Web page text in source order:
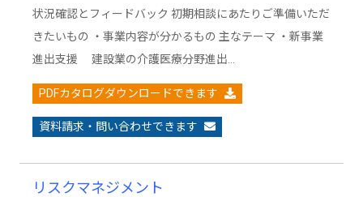
状況確認とフィードバック 初期相談にあたりご準備いただ
きたいもの ・事業内容が分かるもの 主なテーマ ・新事業
進出支援 建設業の介護医療分野進出…
PDFカタログダウンロードできます
資料請求・問い合わせできます
リスクマネジメント